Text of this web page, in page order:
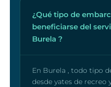
¿Qué tipo de
beneficiarse del
Burela ?
En Burela , todo tipo
desde yates de recreo